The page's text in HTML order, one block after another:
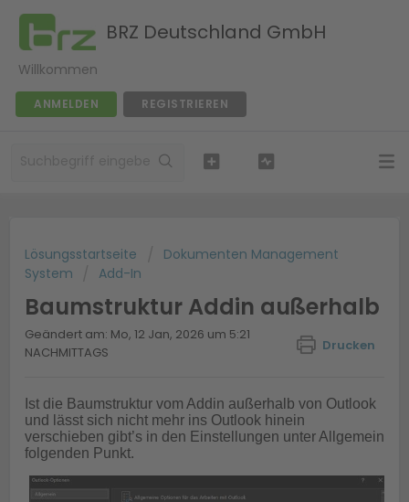
BRZ Deutschland GmbH
Willkommen
ANMELDEN REGISTRIEREN
Lösungsstartseite
Dokumenten Management
System
Add-In
Baumstruktur Addin außerhalb
Drucken
Geändert am: Mo, 12 Jan, 2026 um 5:21
NACHMITTAGS
Ist die Baumstruktur vom Addin außerhalb von Outlook
und lässt sich nicht mehr ins Outlook hinein
verschieben gibt’s in den Einstellungen unter Allgemein
folgenden Punkt.